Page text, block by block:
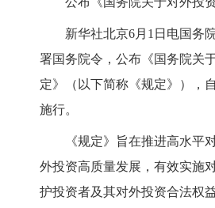
新华社北京6月1日电国务
署国务院令，公布《国务院关
定》（以下简称《规定》），
施行。
《规定》旨在推进高水平
外投资高质量发展，有效实施
护投资者及其对外投资合法权